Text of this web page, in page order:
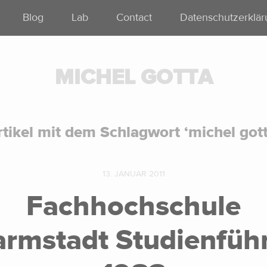
Blog Lab Contact
MICHEL GOTTA
mit dem Schlagwort ‘michel
13. JANUAR 2011
Fachhochschule